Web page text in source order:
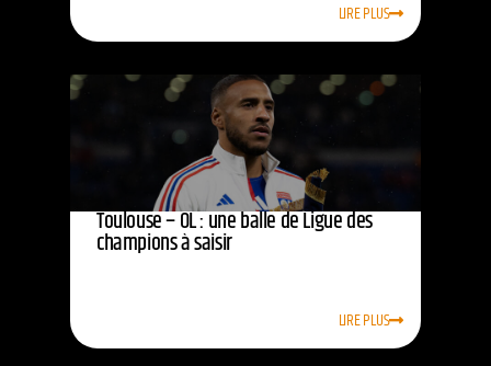
LIRE PLUS
Toulouse – OL : une balle de Ligue des
champions à saisir
LIRE PLUS